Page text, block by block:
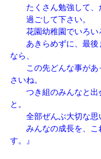
たくさん勉強して、
過ごして下さい。
花園幼稚園でいろい
あきらめずに、最後
なら、
この先どんな事があ
さいね。
つき組のみんなと出
と。
全部ぜんぶ大切な思
みんなの成長を、こ
す。』